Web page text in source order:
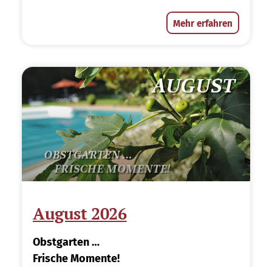
Mehr erfahren
August 2026
Obstgarten …
Frische Momente!